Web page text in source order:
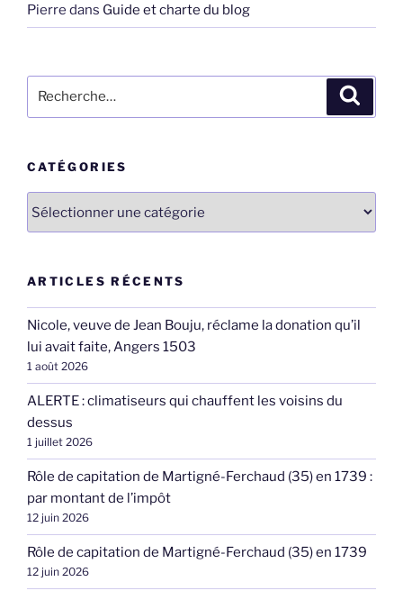
Pierre dans Guide et charte du blog
pour
CATÉGORIES
ARTICLES RÉCENTS
Nicole, veuve de Jean Bouju, réclame la donation qu’il
lui avait faite, Angers 1503
1 août 2026
ALERTE : climatiseurs qui chauffent les voisins du
dessus
1 juillet 2026
Rôle de capitation de Martigné-Ferchaud (35) en 1739 :
par montant de l’impôt
12 juin 2026
Rôle de capitation de Martigné-Ferchaud (35) en 1739
12 juin 2026